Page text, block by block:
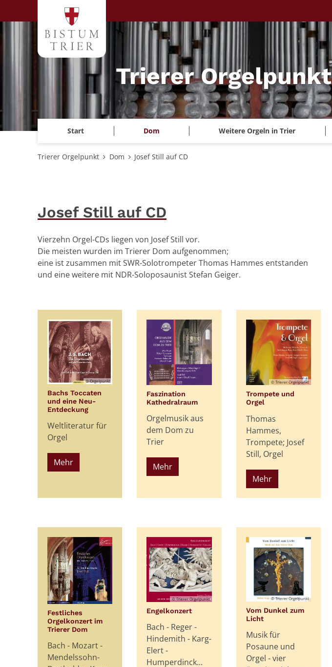
Zum Inhalt springen
Trierer Orgelpunkt
Start Dom Weitere Orgeln in Trier
Trierer Orgelpunkt Dom Josef Still auf CD
Josef Still auf CD
Vierzehn Orgel-CDs liegen von Josef Still vor.
Die meisten wurden im Trierer Dom aufgenommen;
eine ist zusammen mit SWR-Solotrompeter Thomas Hammes entstanden
und eine weitere mit NDR-Soloposaunist Stefan Geiger.
© Orgelpunkt
Bachs Toccaten
und eine Neu-
Entdeckung:
Weltliteratur für
Orgel
Mehr
Faszination
Kathedralraum
Orgelmusik aus
dem Dom zu
Trier
Mehr
© Trierer Orgelpunkt
Trompete und
Orgel
Thomas
Hammes,
Trompete; Josef
Still, Orgel
Mehr
Festliches
Orgelkonzert im
Trierer Dom
Bach - Mozart -
Mendelssohn-
© Trierer Orgelpunkt
Engelkonzert:
Bach - Reger -
Hindemith - Karg-
Elert -
Humperdinck...
© Trierer Orgelpunkt
Vom Dunkel zum
Licht:
Musik für
Posaune und
Orgel - vier